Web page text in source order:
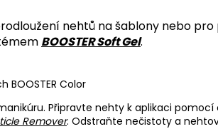
nehtů na šablony nebo
BOOSTER Soft Gel.
BOOSTER Color
Připravte nehty k aplikaci
Remover. Odstraňte nečistoty a